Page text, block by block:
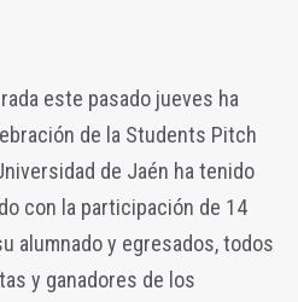
este pasado jueves ha
de la Students Pitch
de Jaén ha tenido
con la participación de 14
alumnado y egresados, todos
y ganadores de los